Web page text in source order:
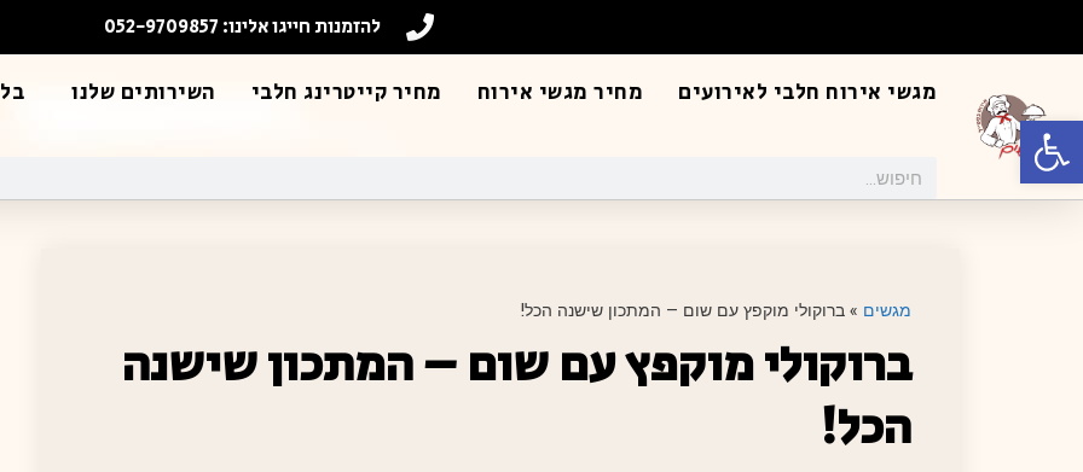
פתח סרגל נגישות
להזמנות חייגו אלינו: 052-9709857
מגשי אירוח חלבי לאירועים מחיר מגשי אירוח מחיר קייטרינג חלבי השירותים שלנו
מגשים » ברוקולי מוקפץ עם שום – המתכון שישנה הכל!
ברוקולי מוקפץ עם שום – המתכון שישנה
הכל!